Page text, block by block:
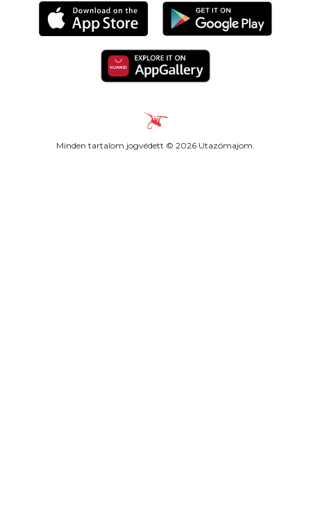
Minden tartalom jogvédett © 2026 Utazómajom.